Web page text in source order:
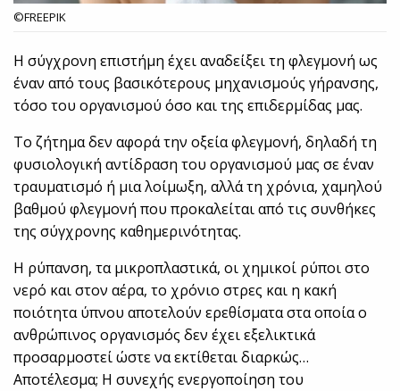
©FREEPIK
Η σύγχρονη επιστήμη έχει αναδείξει τη φλεγμονή ως
έναν από τους βασικότερους μηχανισμούς γήρανσης,
τόσο του οργανισμού όσο και της επιδερμίδας μας.
Το ζήτημα δεν αφορά την οξεία φλεγμονή, δηλαδή τη
φυσιολογική αντίδραση του οργανισμού μας σε έναν
τραυματισμό ή μια λοίμωξη, αλλά τη χρόνια, χαμηλού
βαθμού φλεγμονή που προκαλείται από τις συνθήκες
της σύγχρονης καθημερινότητας.
Η ρύπανση, τα μικροπλαστικά, οι χημικοί ρύποι στο
νερό και στον αέρα, το χρόνιο στρες και η κακή
ποιότητα ύπνου αποτελούν ερεθίσματα στα οποία ο
ανθρώπινος οργανισμός δεν έχει εξελικτικά
προσαρμοστεί ώστε να εκτίθεται διαρκώς…
Αποτέλεσμα; Η συνεχής ενεργοποίηση του